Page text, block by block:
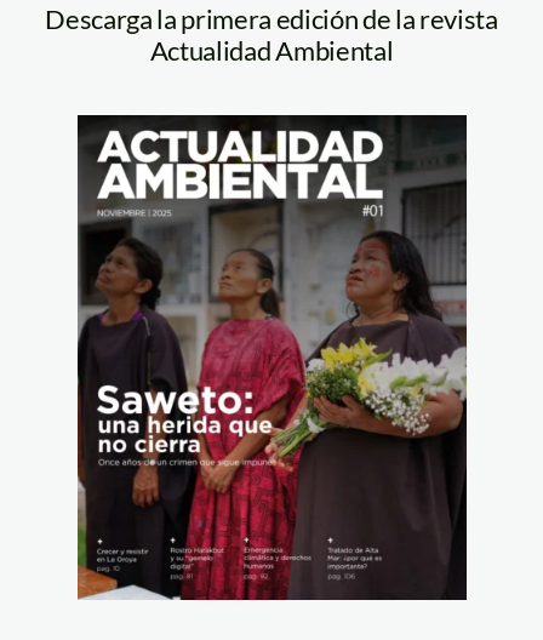
Descarga la primera edición de la revista
Actualidad Ambiental